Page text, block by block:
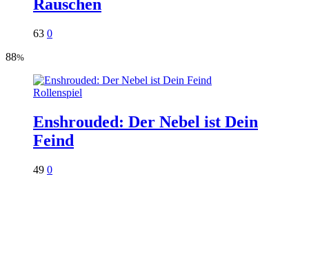
Rauschen
63 0
88%
Rollenspiel
Enshrouded: Der Nebel ist Dein
Feind
49 0